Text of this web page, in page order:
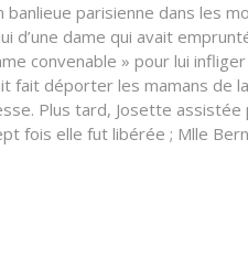
parisienne dans les
dame qui avait
convenable » pour lui
fait déporter les mamans de
Plus tard, Josette assistée
fois elle fut libérée ; Mlle